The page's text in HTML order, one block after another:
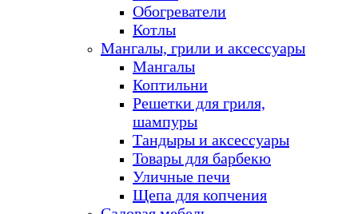
Обогреватели
Котлы
Мангалы, грили и аксессуары
Мангалы
Коптильни
Решетки для гриля,
шампуры
Тандыры и аксессуары
Товары для барбекю
Уличные печи
Щепа для копчения